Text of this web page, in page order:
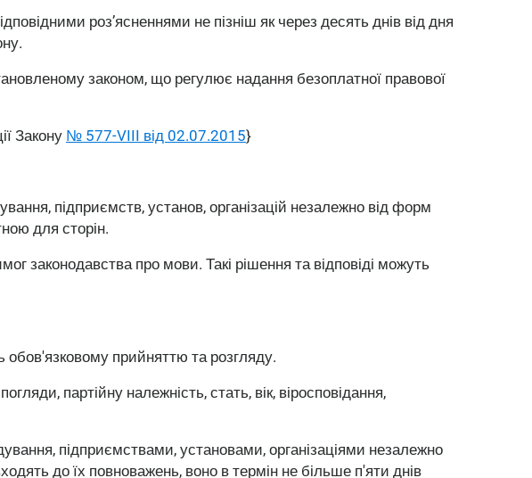
роз’ясненнями не пізніш як через десять днів від дня
законом, що регулює надання безоплатної правової
Закону № 577-VIII від 02.07.2015}
підприємств, установ, організацій незалежно від форм
для сторін.
законодавства про мови. Такі рішення та відповіді можуть
прийняттю та розгляду.
партійну належність, стать, вік, віросповідання,
підприємствами, установами, організаціями незалежно
до їх повноважень, воно в термін не більше п'яти днів